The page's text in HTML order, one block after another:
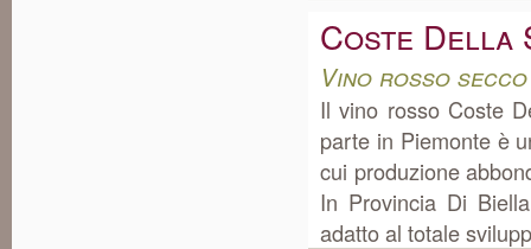
Coste Della
Vino rosso secco
Il vino rosso Coste
parte in Piemonte è
cui produzione
In Provincia Di
adatto al totale